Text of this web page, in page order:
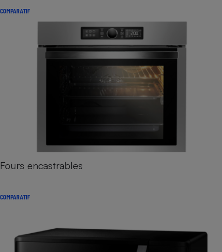
COMPARATIF
Fours encastrables
COMPARATIF